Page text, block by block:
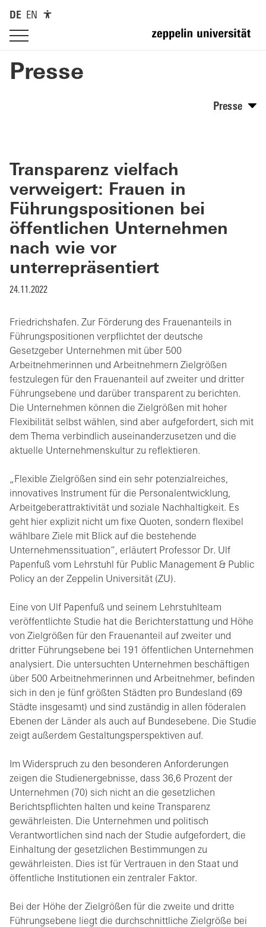
DE EN
Presse
Presse
Transparenz vielfach
verweigert: Frauen in
Führungspositionen bei
öffentlichen Unternehmen
nach wie vor
unterrepräsentiert
24.11.2022
Friedrichshafen. Zur Förderung des Frauenanteils in
Führungspositionen verpflichtet der deutsche
Gesetzgeber Unternehmen mit über 500
Arbeitnehmerinnen und Arbeitnehmern Zielgrößen
festzulegen für den Frauenanteil auf zweiter und dritter
Führungsebene und darüber transparent zu berichten.
Die Unternehmen können die Zielgrößen mit hoher
Flexibilität selbst wählen, sind aber aufgefordert, sich mit
dem Thema verbindlich auseinanderzusetzen und die
aktuelle Unternehmenskultur zu reflektieren.
„Flexible Zielgrößen sind ein sehr potenzialreiches,
innovatives Instrument für die Personalentwicklung,
Arbeitgeberattraktivität und soziale Nachhaltigkeit. Es
geht hier explizit nicht um fixe Quoten, sondern flexibel
wählbare Ziele mit Blick auf die bestehende
Unternehmenssituation“, erläutert Professor Dr. Ulf
Papenfuß vom Lehrstuhl für Public Management & Public
Policy an der Zeppelin Universität (ZU).
Eine von Ulf Papenfuß und seinem Lehrstuhlteam
veröffentlichte Studie hat die Berichterstattung und Höhe
von Zielgrößen für den Frauenanteil auf zweiter und
dritter Führungsebene bei 191 öffentlichen Unternehmen
analysiert. Die untersuchten Unternehmen beschäftigen
über 500 Arbeitnehmerinnen und Arbeitnehmer, befinden
sich in den je fünf größten Städten pro Bundesland (69
Städte insgesamt) und sind zuständig in allen föderalen
Ebenen der Länder als auch auf Bundesebene. Die Studie
zeigt außerdem Gestaltungsperspektiven auf.
Im Widerspruch zu den besonderen Anforderungen
zeigen die Studienergebnisse, dass 36,6 Prozent der
Unternehmen (70) sich nicht an die gesetzlichen
Berichtspflichten halten und keine Transparenz
gewährleisten. Die Unternehmen und politisch
Verantwortlichen sind nach der Studie aufgefordert, die
Einhaltung der gesetzlichen Bestimmungen zu
gewährleisten. Dies ist für Vertrauen in den Staat und
öffentliche Institutionen ein zentraler Faktor.
Bei der Höhe der Zielgrößen für die zweite und dritte
Führungsebene liegt die durchschnittliche Zielgröße bei